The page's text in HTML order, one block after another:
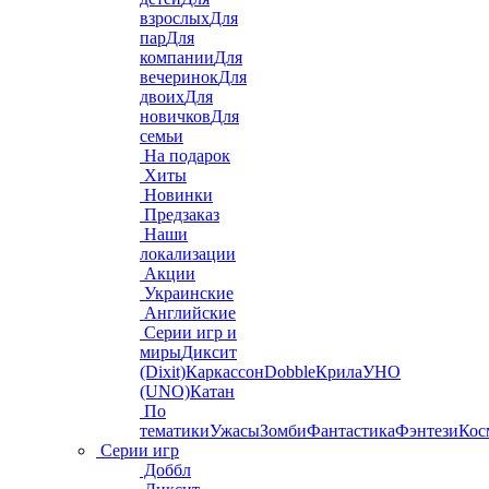
взрослыхДля
парДля
компанииДля
вечеринокДля
двоихДля
новичковДля
семьи
На подарок
Хиты
Новинки
Предзаказ
Наши
локализации
Акции
Украинские
Английские
Серии игр и
мирыДиксит
(Dixit)КаркассонDobbleКрилаУНО
(UNO)Катан
По
тематикиУжасыЗомбиФантастикаФэнтези
Серии игр
Доббл